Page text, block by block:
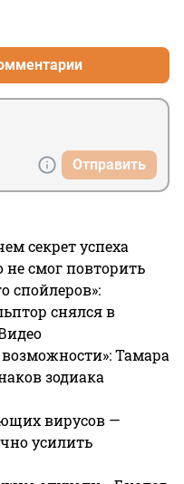
всё отобрать.
Отправить
секрет успеха
не смог повторить
спойлеров»:
снялся в
Тамара
зодиака
вирусов —
усилить